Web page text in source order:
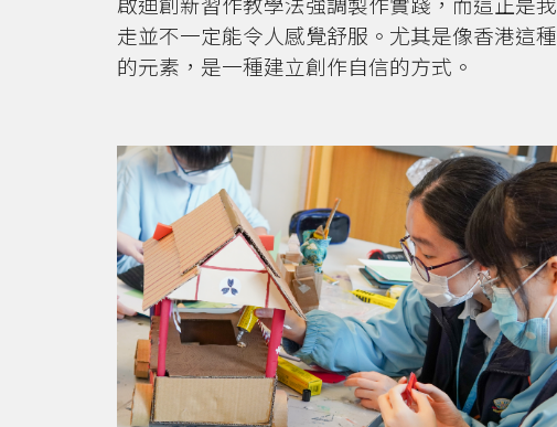
啟迪創新習作教學法強調製作實踐，而這正是
走並不一定能令人感覺舒服。尤其是像香港這
的元素，是一種建立創作自信的方式。